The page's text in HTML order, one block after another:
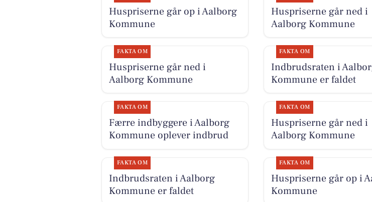
Huspriserne går op i Aalborg
Kommune
Huspriserne går ned i
Aalborg Kommune
FAKTA OM
Huspriserne går ned i
Aalborg Kommune
FAKTA OM
Indbrudsraten i
Kommune er faldet
FAKTA OM
Færre indbyggere i Aalborg
Kommune oplever indbrud
FAKTA OM
Huspriserne går ned i
Aalborg Kommune
FAKTA OM
Indbrudsraten i Aalborg
Kommune er faldet
FAKTA OM
Huspriserne går op i
Kommune